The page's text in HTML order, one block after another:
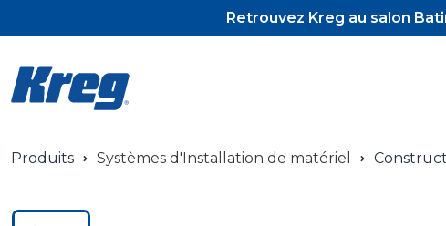
Retrouvez Kreg au salon
Produits Systèmes d'Installation de matériel